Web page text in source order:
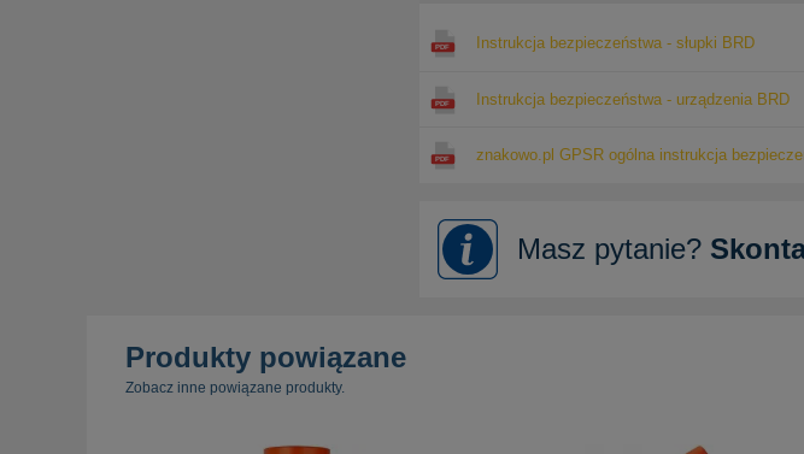
Instrukcja bezpieczeństwa - słupki BRD
Instrukcja bezpieczeństwa - urządzenia BRD
znakowo.pl GPSR ogólna instrukcja
Masz pytanie?
Produkty powiązane
Zobacz inne powiązane produkty.